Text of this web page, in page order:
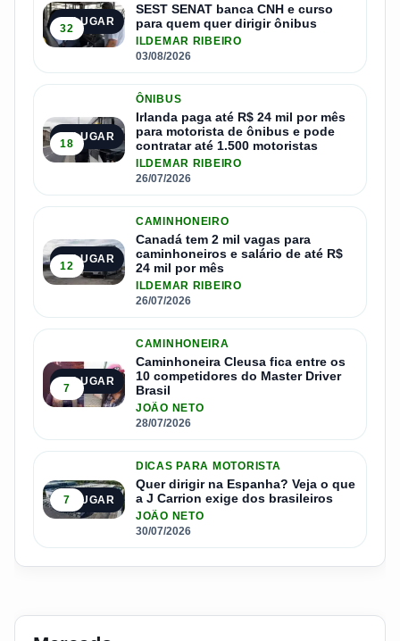
1º LUGAR
32
SEST SENAT banca CNH e curso
para quem quer dirigir ônibus
ILDEMAR RIBEIRO
03/08/2026
2º LUGAR
18
ÔNIBUS
Irlanda paga até R$ 24 mil por mês
para motorista de ônibus e pode
contratar até 1.500 motoristas
ILDEMAR RIBEIRO
26/07/2026
3º LUGAR
12
CAMINHONEIRO
Canadá tem 2 mil vagas para
caminhoneiros e salário de até R$
24 mil por mês
ILDEMAR RIBEIRO
26/07/2026
4º LUGAR
7
CAMINHONEIRA
Caminhoneira Cleusa fica entre os
10 competidores do Master Driver
Brasil
JOÃO NETO
28/07/2026
5º LUGAR
7
DICAS PARA MOTORISTA
Quer dirigir na Espanha? Veja o que
a J Carrion exige dos brasileiros
JOÃO NETO
30/07/2026